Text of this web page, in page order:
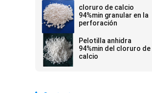
cloruro de calcio
94%min granular en la
perforación
Pelotilla anhidra
94%min del cloruro de
calcio